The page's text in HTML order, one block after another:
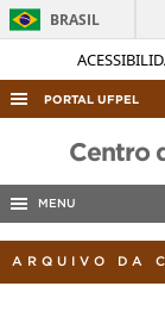
BRASIL
PORTAL UFPEL
ACESSO À
COBALTO
CONCURSOS
Centro
MENU
ARQUIVO DA